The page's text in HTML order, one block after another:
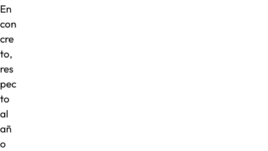
En
con
cre
to,
res
pec
to
al
añ
o